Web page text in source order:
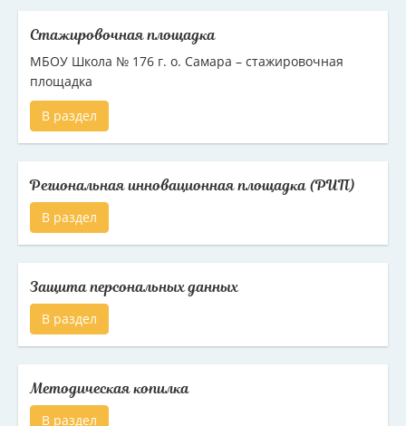
Стажировочная площадка
МБОУ Школа № 176 г. о. Самара – стажировочная
площадка
В раздел
Региональная инновационная площадка (РИП)
В раздел
Защита персональных данных
В раздел
Методическая копилка
В раздел